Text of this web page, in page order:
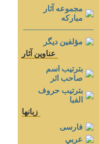
مجموعه آثار
مباركه
مؤلفين ديگر
عناوين آثار
بترتيب اسم
صاحب اثر
بترتيب حروف
الفبا
زبانها
فارسی
عربي